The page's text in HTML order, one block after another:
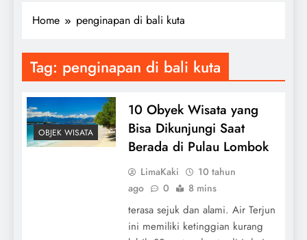
Home penginapan di bali kuta
Tag: penginapan di bali kuta
OBJEK WISATA
10 Obyek Wisata yang
Bisa Dikunjungi Saat
Berada di Pulau Lombok
LimaKaki
10 tahun
ago
0 8 mins
terasa sejuk dan alami. Air Terjun
ini memiliki ketinggian kurang